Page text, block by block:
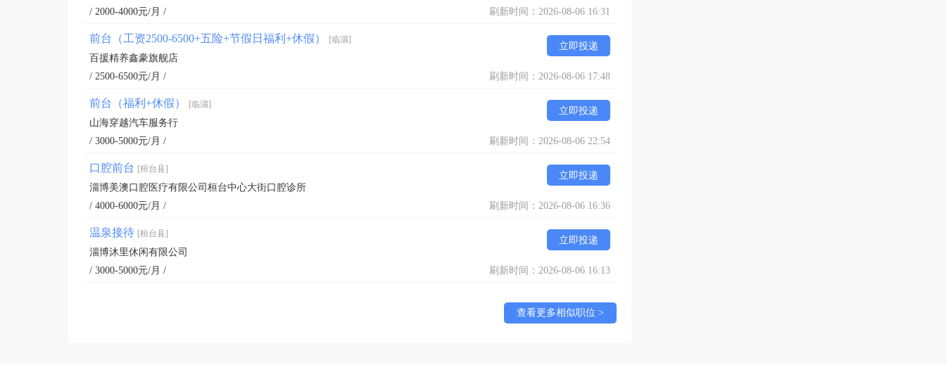
/ 2000-4000元/月 /
刷新时间：2026-08-06 16:31
前台（工资2500-6500+五险+节假日福利+休假） [临淄]
立即投递
百援精养鑫豪旗舰店
/ 2500-6500元/月 /
刷新时间：2026-08-06 17:48
前台（福利+休假） [临淄]
立即投递
山海穿越汽车服务行
/ 3000-5000元/月 /
刷新时间：2026-08-06 22:54
口腔前台 [桓台县]
立即投递
淄博美澳口腔医疗有限公司桓台中心大街口腔诊所
/ 4000-6000元/月 /
刷新时间：2026-08-06 16:36
温泉接待 [桓台县]
立即投递
淄博沐里休闲有限公司
/ 3000-5000元/月 /
刷新时间：2026-08-06 16:13
查看更多相似职位 >